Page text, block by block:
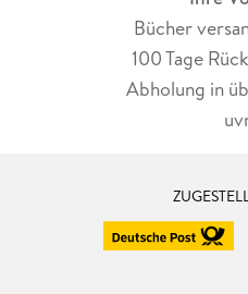
Bücher
100 Tage
Abholung in